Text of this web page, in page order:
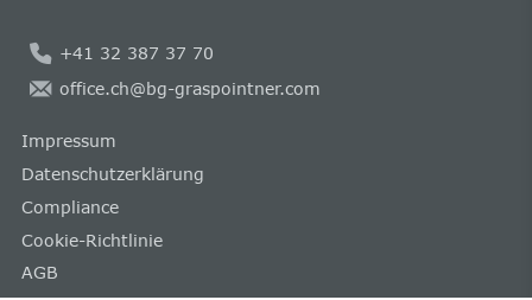
+41 32 387 37 70
office.ch@bg-graspointner.com
Impressum
Datenschutzerklärung
Compliance
Cookie-Richtlinie
AGB